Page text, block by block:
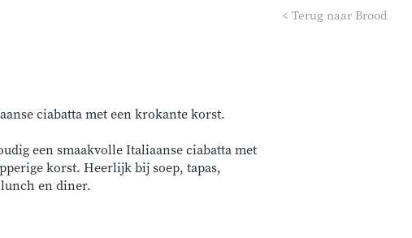
< Terug naar Brood
ciabatta met een krokante korst.
een smaakvolle Italiaanse ciabatta met
korst. Heerlijk bij soep, tapas,
en diner.